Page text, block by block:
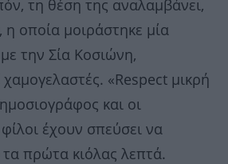
τη θέση της αναλαμβάνει,
η οποία μοιράστηκε μία
την Σία Κοσιώνη,
«Respect μικρή
και οι
φίλοι έχουν σπεύσει να
πρώτα κιόλας λεπτά.